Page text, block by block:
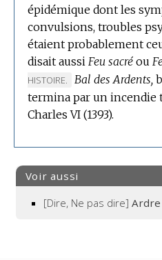
épidémique dont les
convulsions, troubles
étaient probablement
disait aussi Feu sacréou
HISTOIRE. Bal des Ardents,
termina par un
Charles VI (1393).
Voir aussi
[Dire, Ne pas dire]